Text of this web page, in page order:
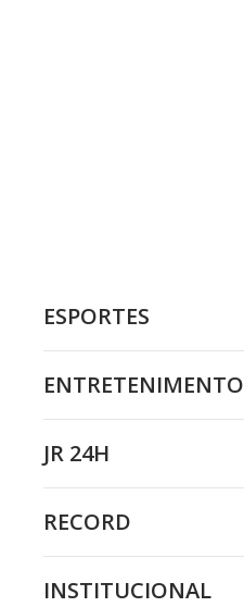
ESPORTES
ENTRETENIMENTO
JR 24H
RECORD
INSTITUCIONAL